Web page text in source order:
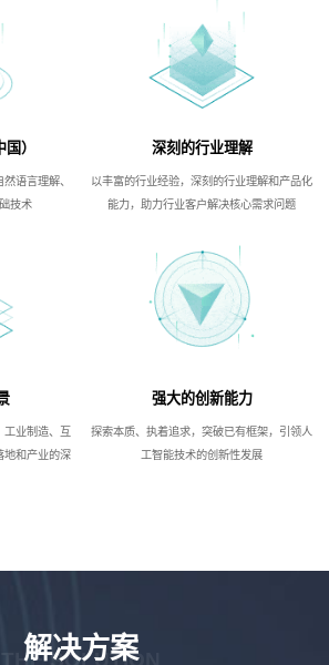
）
语言理解、
技术
深刻的行业理解
以丰富的行业经验，深刻的行业理解和产品化
能力，助力行业客户解决核心需求问题
业制造、互
地和产业的深
强大的创新能力
探索本质、执着追求，突破已有框架，引领人
工智能技术的创新性发展
解决方案
THE SOLUTION